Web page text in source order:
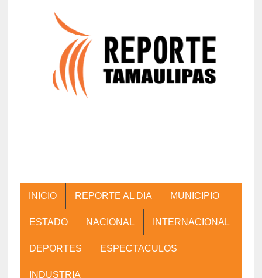
INICIO REPORTE AL DIA MUNICIPIO
ESTADO NACIONAL INTERNACIONAL
DEPORTES ESPECTACULOS
INDUSTRIA